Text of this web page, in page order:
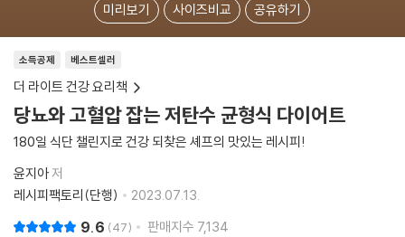
미리보기 사이즈비교 공유하기
소득공제 베스트셀러
더 라이트 건강 요리책
당뇨와 고혈압 잡는 저탄수 균형식 다이어트
180일 식단 챌린지로 건강 되찾은 셰프의 맛있는 레시피!
윤지아저
레시피팩토리(단행)
2023.07.13.
9.6 47 판매지수 7,134